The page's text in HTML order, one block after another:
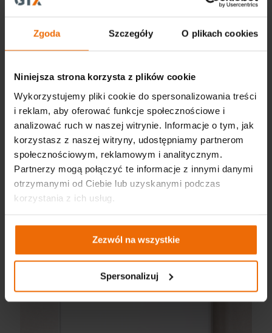
Zgoda Szczegóły O plikach cookies
Niniejsza strona korzysta z plików cookie
Wykorzystujemy pliki cookie do spersonalizowania treści
i reklam, aby oferować funkcje społecznościowe i
analizować ruch w naszej witrynie. Informacje o tym, jak
korzystasz z naszej witryny, udostępniamy partnerom
społecznościowym, reklamowym i analitycznym.
Partnerzy mogą połączyć te informacje z innymi danymi
otrzymanymi od Ciebie lub uzyskanymi podczas
korzystania z ich usług.
Zezwól na wszystkie
Spersonalizuj
energooszczędnego i estetycznego ogrzewania.Ciepło
daje odczuwalny komfort nawet przy niższej temperaturze
powietrza.
450 W, 600 W i 720 W
wersje z Wi-Fi
możliwość montażu na ścianie lub suficie